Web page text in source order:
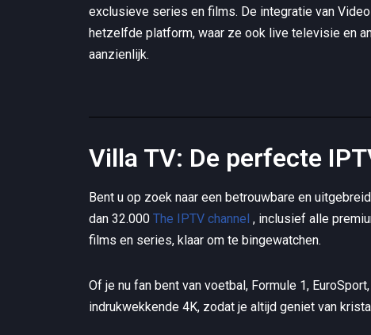
exclusieve series en films. De integratie van
hetzelfde platform, waar ze ook live televisie en
aanzienlijk.
Villa TV: De perfecte
Bent u op zoek naar een betrouwbare en
dan 32.000 The IPTV channel , inclusief alle
films en series, klaar om te bingewatchen.
Of je nu fan bent van voetbal, Formule 1,
indrukwekkende 4K, zodat je altijd geniet van